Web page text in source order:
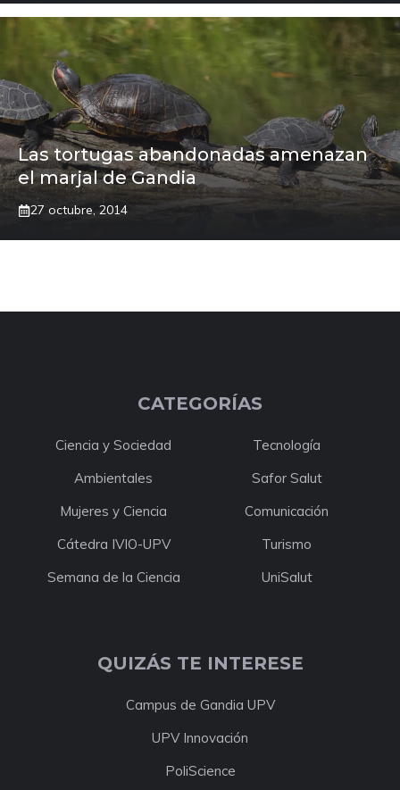
Las tortugas abandonadas amenazan
el marjal de Gandia
27 octubre, 2014
CATEGORÍAS
Ciencia y Sociedad
Tecnología
Ambientales
Safor Salut
Mujeres y Ciencia
Comunicación
Cátedra IVIO-UPV
Turismo
Semana de la Ciencia
UniSalut
QUIZÁS TE INTERESE
Campus de Gandia UPV
UPV Innovación
PoliScience